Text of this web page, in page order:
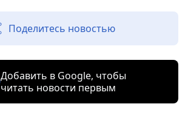
Поделитесь новостью
Добавить в Google, чтобы
читать новости первым